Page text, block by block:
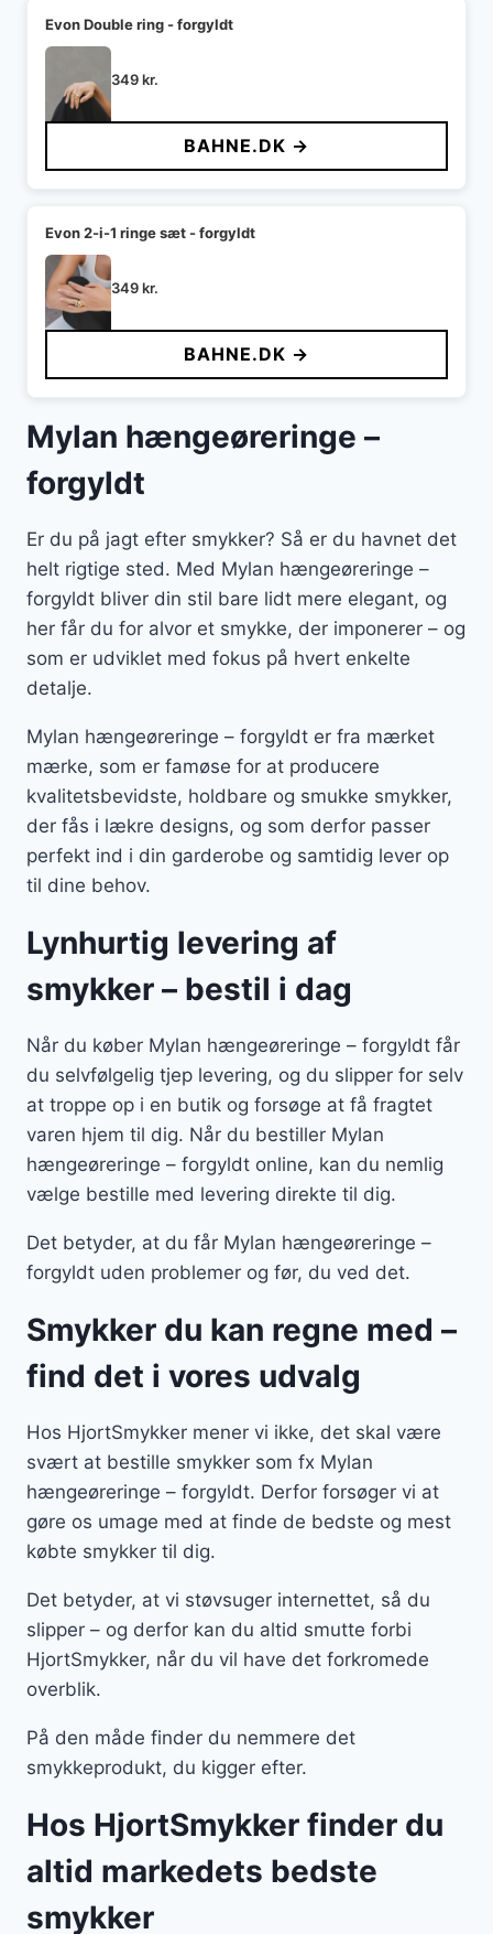
Evon Double ring - forgyldt
349kr.
BAHNE.DK →
Evon 2-i-1 ringe sæt - forgyldt
349kr.
BAHNE.DK →
Mylan hængeøreringe –
forgyldt
Er du på jagt efter smykker? Så er du havnet det
helt rigtige sted. Med Mylan hængeøreringe –
forgyldt bliver din stil bare lidt mere elegant, og
her får du for alvor et smykke, der imponerer – og
som er udviklet med fokus på hvert enkelte
detalje.
Mylan hængeøreringe – forgyldt er fra mærket
mærke, som er famøse for at producere
kvalitetsbevidste, holdbare og smukke smykker,
der fås i lækre designs, og som derfor passer
perfekt ind i din garderobe og samtidig lever op
til dine behov.
Lynhurtig levering af
smykker – bestil i dag
Når du køber Mylan hængeøreringe – forgyldt får
du selvfølgelig tjep levering, og du slipper for selv
at troppe op i en butik og forsøge at få fragtet
varen hjem til dig. Når du bestiller Mylan
hængeøreringe – forgyldt online, kan du nemlig
vælge bestille med levering direkte til dig.
Det betyder, at du får Mylan hængeøreringe –
forgyldt uden problemer og før, du ved det.
Smykker du kan regne med –
find det i vores udvalg
Hos HjortSmykker mener vi ikke, det skal være
svært at bestille smykker som fx Mylan
hængeøreringe – forgyldt. Derfor forsøger vi at
gøre os umage med at finde de bedste og mest
købte smykker til dig.
Det betyder, at vi støvsuger internettet, så du
slipper – og derfor kan du altid smutte forbi
HjortSmykker, når du vil have det forkromede
overblik.
På den måde finder du nemmere det
smykkeprodukt, du kigger efter.
Hos HjortSmykker finder du
altid markedets bedste
smykker